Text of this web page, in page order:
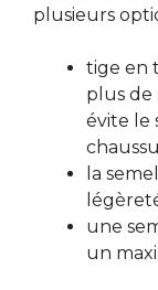
plusieurs
tige en
plus de
évite le
la
une
un